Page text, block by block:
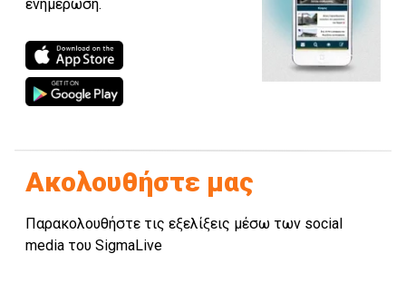
ενημέρωση.
Ακολουθήστε μας
Παρακολουθήστε τις εξελίξεις μέσω των social
media του SigmaLive